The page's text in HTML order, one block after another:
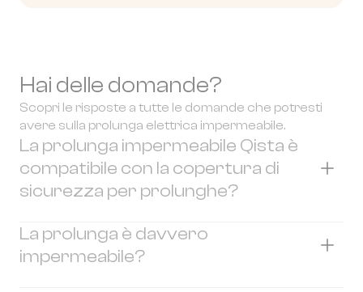
Hai delle domande?
Scopri le risposte a tutte le domande che potresti
avere sulla prolunga elettrica impermeabile.
La prolunga impermeabile Qista è
compatibile con la copertura di
sicurezza per prolunghe?
compatibile con la copertura di sicurezza per
prolunghea causa dello spessore del cavo e
La prolunga è davvero
impermeabile?